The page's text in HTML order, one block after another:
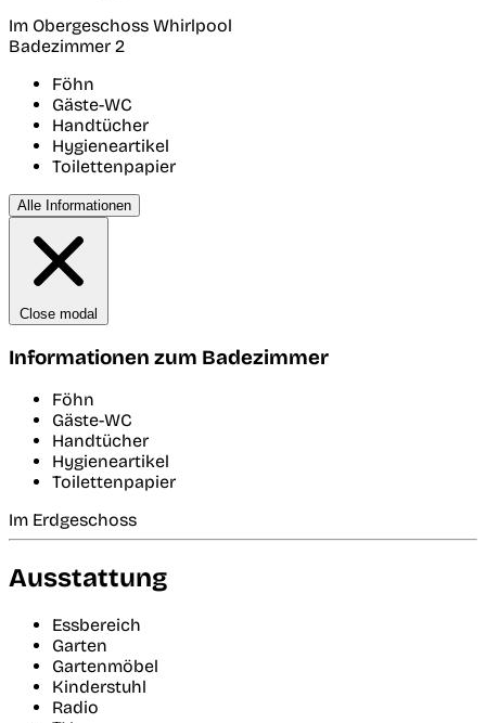
Im Obergeschoss Whirlpool
Badezimmer 2
Föhn
Gäste-WC
Handtücher
Hygieneartikel
Toilettenpapier
Alle Informationen
Close modal
Informationen zum Badezimmer
Föhn
Gäste-WC
Handtücher
Hygieneartikel
Toilettenpapier
Im Erdgeschoss
Ausstattung
Essbereich
Garten
Gartenmöbel
Kinderstuhl
Radio